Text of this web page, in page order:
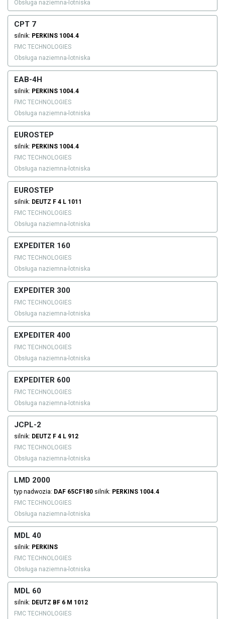
Obsługa naziemna-lotniska
CPT 7
silnik: PERKINS 1004.4
FMC TECHNOLOGIES
Obsługa naziemna-lotniska
EAB-4H
silnik: PERKINS 1004.4
FMC TECHNOLOGIES
Obsługa naziemna-lotniska
EUROSTEP
silnik: PERKINS 1004.4
FMC TECHNOLOGIES
Obsługa naziemna-lotniska
EUROSTEP
silnik: DEUTZ F 4 L 1011
FMC TECHNOLOGIES
Obsługa naziemna-lotniska
EXPEDITER 160
FMC TECHNOLOGIES
Obsługa naziemna-lotniska
EXPEDITER 300
FMC TECHNOLOGIES
Obsługa naziemna-lotniska
EXPEDITER 400
FMC TECHNOLOGIES
Obsługa naziemna-lotniska
EXPEDITER 600
FMC TECHNOLOGIES
Obsługa naziemna-lotniska
JCPL-2
silnik: DEUTZ F 4 L 912
FMC TECHNOLOGIES
Obsługa naziemna-lotniska
LMD 2000
typ nadwozia: DAF 65CF180 silnik: PERKINS 1004.4
FMC TECHNOLOGIES
Obsługa naziemna-lotniska
MDL 40
silnik: PERKINS
FMC TECHNOLOGIES
Obsługa naziemna-lotniska
MDL 60
silnik: DEUTZ BF 6 M 1012
FMC TECHNOLOGIES